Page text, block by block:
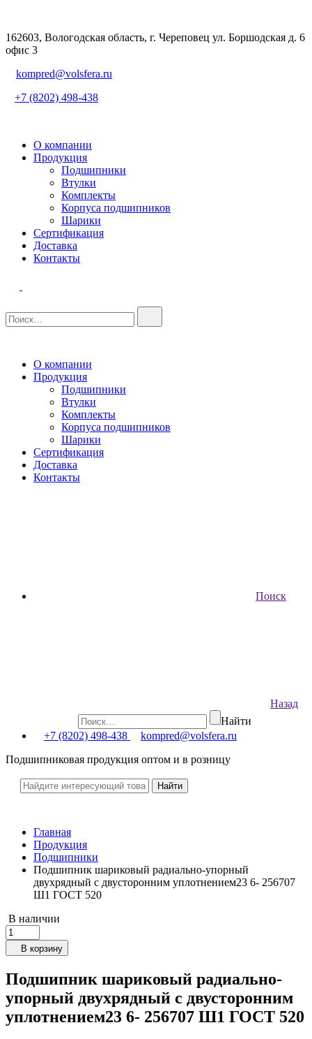
162603, Вологодская область, г. Череповец ул. Боршодская д. 6
офис 3
kompred@volsfera.ru
+7 (8202) 498-438
О компании
Продукция
Подшипники
Втулки
Комплекты
Корпуса подшипников
Шарики
Сертификация
Доставка
Контакты
О компании
Продукция
Подшипники
Втулки
Комплекты
Корпуса подшипников
Шарики
Сертификация
Доставка
Контакты
Поиск
Назад
Найти
+7 (8202) 498-438
kompred@volsfera.ru
Подшипниковая продукция оптом и в розницу
Главная
Продукция
Подшипники
Подшипник шариковый радиально-упорный
двухрядный с двусторонним уплотнением23 6- 256707
Ш1 ГОСТ 520
В наличии
В корзину
Подшипник шариковый радиально-
упорный двухрядный с двусторонним
уплотнением23 6- 256707 Ш1 ГОСТ 520